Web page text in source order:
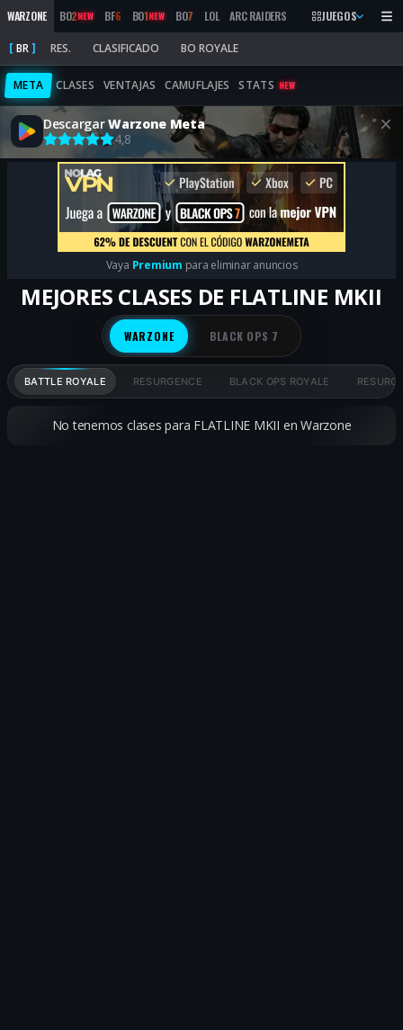
WARZONE BO2NEW BF6 BO1NEW BO7 LOL ARC RAIDERS MW2019 MARATHON
JUEGOS
BR RES. CLASIFICADO BO ROYALE
META CLASES VENTAJAS CAMUFLAJES STATS NEW
DescargarWarzone Meta
4,8
Vaya Premium para eliminar anuncios
MEJORES CLASES DE FLATLINE MKII
WARZONE BLACK OPS 7
BATTLE ROYALE RESURGENCE BLACK OPS ROYALE
No tenemos clases para FLATLINE MKII en Warzone